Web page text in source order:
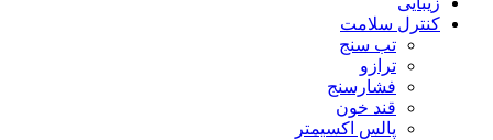
کنترل سلامت
تب سنج
ترازو
فشارسنج
قند خون
پالس اکسیمتر